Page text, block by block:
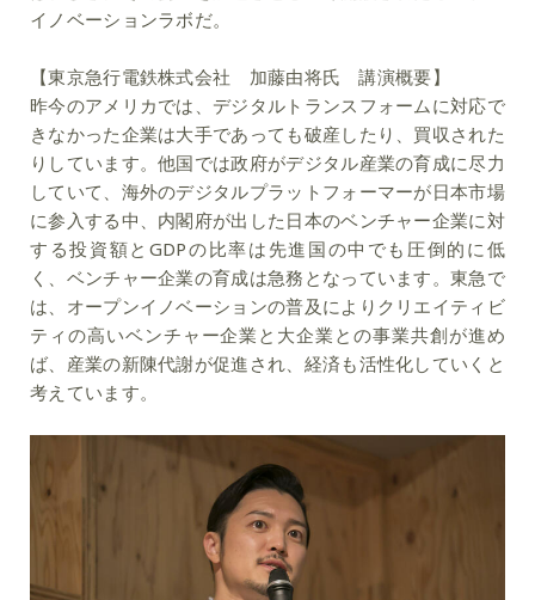
イノベーションラボだ。
【東京急行電鉄株式会社 加藤由将氏 講演概要】
昨今のアメリカでは、デジタルトランスフォームに対応で
きなかった企業は大手であっても破産したり、買収された
りしています。他国では政府がデジタル産業の育成に尽力
していて、海外のデジタルプラットフォーマーが日本市場
に参入する中、内閣府が出した日本のベンチャー企業に対
する投資額とGDPの比率は先進国の中でも圧倒的に低
く、ベンチャー企業の育成は急務となっています。東急で
は、オープンイノベーションの普及によりクリエイティビ
ティの高いベンチャー企業と大企業との事業共創が進め
ば、産業の新陳代謝が促進され、経済も活性化していくと
考えています。